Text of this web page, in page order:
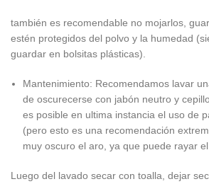
también es recomendable no mojarlos,
estén protegidos del polvo y la humedad
guardar en bolsitas plásticas).
Mantenimiento: Recomendamos lavar
de oscurecerse con jabón neutro y
es posible en ultima instancia el uso de
(pero esto es una recomendación
muy oscuro el aro, ya que puede rayar
Luego del lavado secar con toalla, dejar